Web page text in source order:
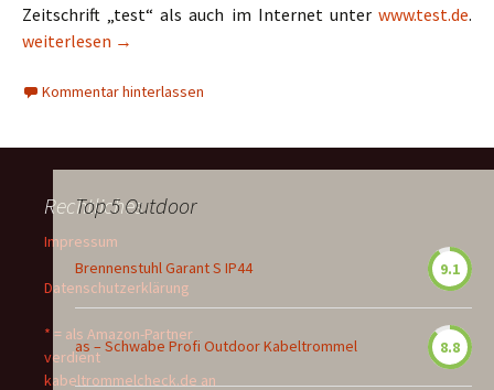
Zeitschrift „test“ als auch im Internet unter www.test.de.
Kabeltrommeln bei Stiftung Warentest
weiterlesen →
Kommentar hinterlassen
Top 5 Outdoor
Brennenstuhl Garant S IP44 9.1
as – Schwabe Profi Outdoor Kabeltrommel 8.8
Rechtliches
Impressum
Datenschutzerklärung
* = als Amazon-Partner
verdient
kabeltrommelcheck.de an